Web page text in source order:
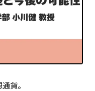
的な分析
発信
なリスク喚起
の維持
貨。